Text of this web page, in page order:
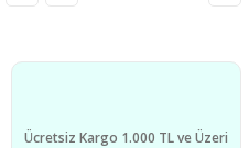
Ücretsiz Kargo 1.000 TL ve Üzeri